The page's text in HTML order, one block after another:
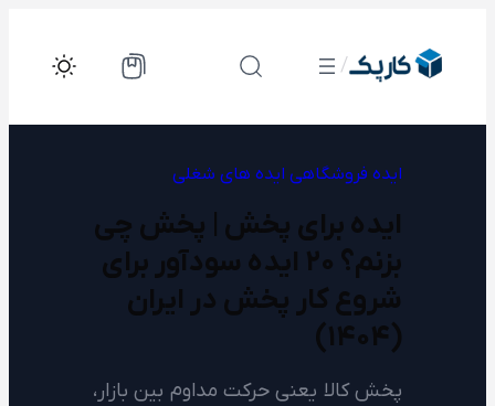
/
ایده فروشگاهی ایده های شغلی
ایده برای پخش | پخش چی
بزنم؟ ۲۰ ایده سودآور برای
شروع کار پخش در ایران
(۱۴۰۴)
پخش کالا یعنی حرکت مداوم بین بازار،